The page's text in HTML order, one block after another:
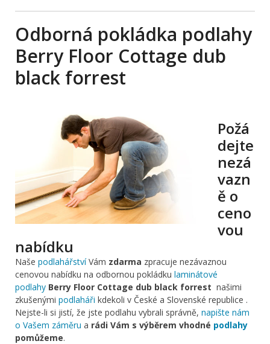
Odborná pokládka podlahy
Berry Floor Cottage dub
black forrest
Požá
dejte
nezá
vazn
ě o
ceno
vou
nabídku
Naše podlahářstvíVám zdarma zpracuje nezávaznou
cenovou nabídku na odbornou pokládku laminátové
podlahy Berry Floor Cottage dub black forrest našimi
zkušenými podlaháři kdekoli v České a Slovenské republice .
Nejste-li si jistí, že jste podlahu vybrali správně, napište nám
o Vašem záměru a rádi Vám s výběrem vhodné podlahy
pomůžeme.